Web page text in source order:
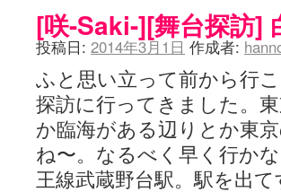
[咲-Saki-][舞台探訪]
投稿日: 2014年3月1日 作成者:
ふと思い立って前から行
探訪に行ってきました。
か臨海がある辺りとか東
ね〜。なるべく早く行か
王線武蔵野台駅。駅を出て